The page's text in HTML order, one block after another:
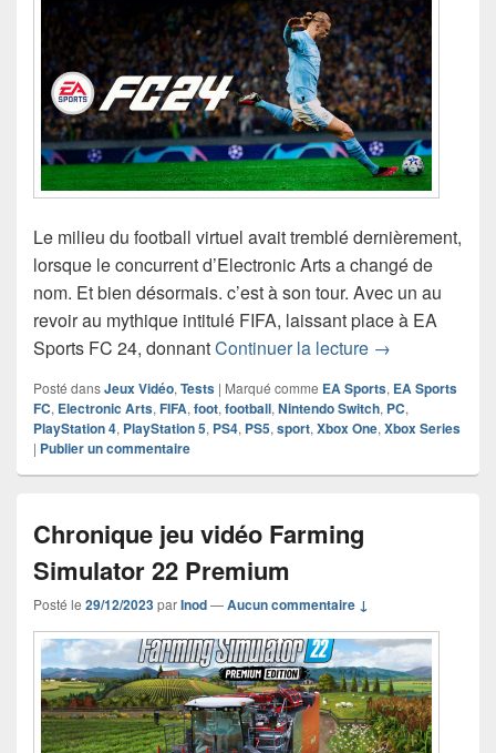
Le milieu du football virtuel avait tremblé dernièrement,
lorsque le concurrent d’Electronic Arts a changé de
nom. Et bien désormais. c’est à son tour. Avec un au
revoir au mythique intitulé FIFA, laissant place à EA
Sports FC 24, donnantContinuer la lecture Chronique jeu
→
Posté dansJeux Vidéo, Tests | Marqué comme EA Sports, EA Sports
FC, Electronic Arts, FIFA, foot, football, Nintendo Switch, PC,
PlayStation 4, PlayStation 5, PS4, PS5, sport, Xbox One, Xbox Series
| Publier un commentaire
Chronique jeu vidéo Farming
Simulator 22 Premium
Posté le 29/12/2023parInod—Aucun commentaire ↓